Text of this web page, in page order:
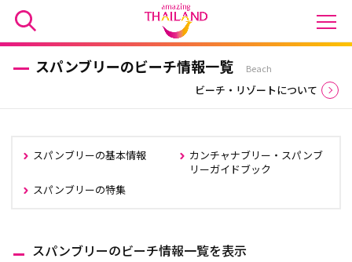
スパンブリーのビーチ情報一覧 Beach
ビーチ・リゾートについて
スパンブリーの基本情報
カンチャナブリー・スパンブ
リーガイドブック
スパンブリーの特集
スパンブリーのビーチ情報一覧を表示